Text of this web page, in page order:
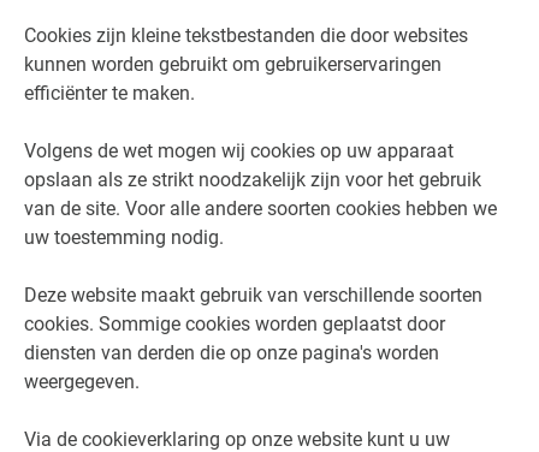
Cookies zijn kleine tekstbestanden die door websites
kunnen worden gebruikt om gebruikerservaringen
efficiënter te maken.
Volgens de wet mogen wij cookies op uw apparaat
opslaan als ze strikt noodzakelijk zijn voor het gebruik
van de site. Voor alle andere soorten cookies hebben we
uw toestemming nodig.
Deze website maakt gebruik van verschillende soorten
cookies. Sommige cookies worden geplaatst door
diensten van derden die op onze pagina's worden
weergegeven.
Via de cookieverklaring op onze website kunt u uw